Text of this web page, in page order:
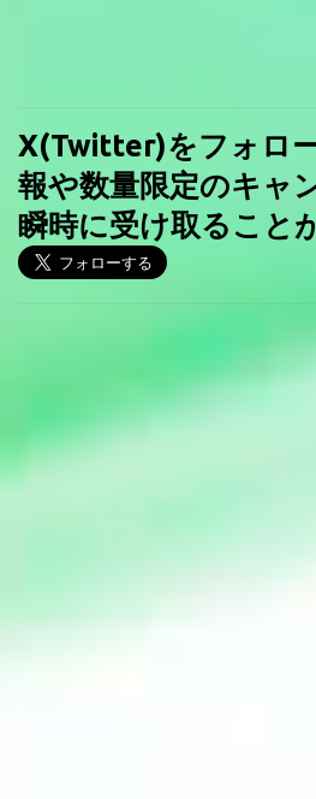
X(Twitter)をフォロ
報や数量限定のキャ
瞬時に受け取ること